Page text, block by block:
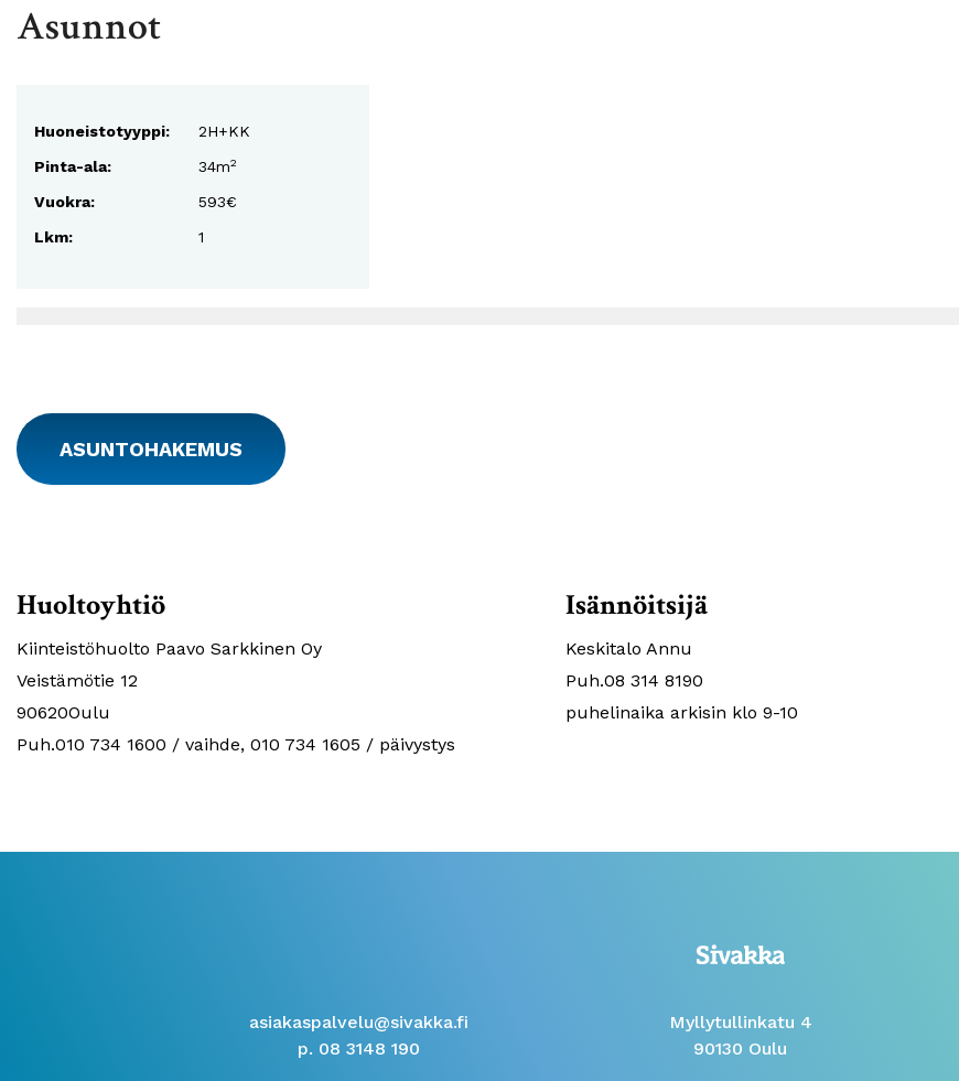
Asunnot
Huoneistotyyppi:
2H+KK
Pinta-ala:
34m2
Vuokra:
593€
Lkm:
1
ASUNTOHAKEMUS
Huoltoyhtiö
Kiinteistöhuolto Paavo Sarkkinen Oy
Veistämötie 12
90620Oulu
Puh.010 734 1600 / vaihde, 010 734 1605 / päivystys
Isännöitsijä
Keskitalo Annu
Puh.08 314 8190
puhelinaika arkisin klo 9-10
asiakaspalvelu@sivakka.fi
p. 08 3148 190
Myllytullinkatu 4
90130 Oulu